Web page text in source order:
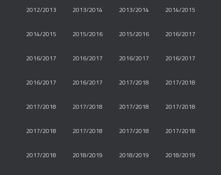
2012/2013 2013/2014 2013/2014 2014/2015
2014/2015 2015/2016 2015/2016 2016/2017
2016/2017 2016/2017 2016/2017 2016/2017
2016/2017 2016/2017 2017/2018 2017/2018
2017/2018 2017/2018 2017/2018 2017/2018
2017/2018 2017/2018 2017/2018 2017/2018
2017/2018 2018/2019 2018/2019 2018/2019